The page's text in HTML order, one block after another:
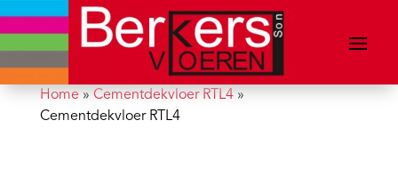
Home» Cementdekvloer RTL4»
Cementdekvloer RTL4